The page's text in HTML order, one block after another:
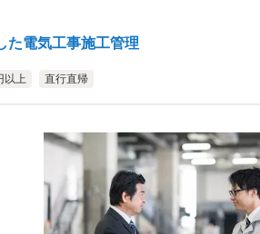
た電気工事施工管理
以上 直行直帰